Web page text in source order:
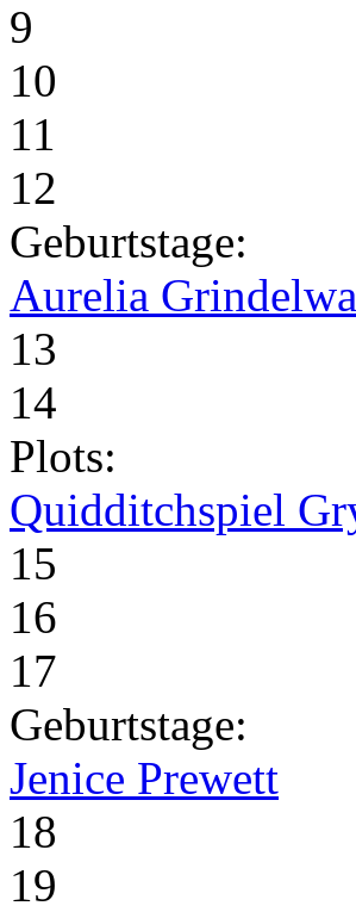
9
10
11
12
Geburtstage:
Aurelia
13
14
Plots:
Quidditchspiel
15
16
17
Geburtstage:
Jenice Prewett
18
19